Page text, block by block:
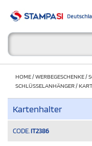
HOME/WERBEGESCHENKE/
SCHLÜSSELANHÄNGER/
Kartenhalter
CODE. IT2386